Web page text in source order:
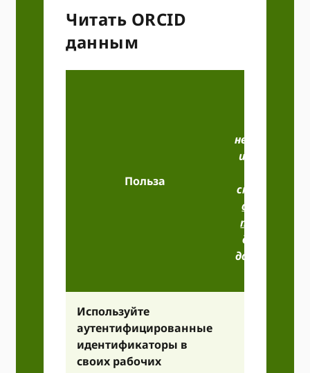
Читать ORCID
данным
Польза
см. наш
публичного
для
Используйте
аутентифицированные
идентификаторы в
своих рабочих